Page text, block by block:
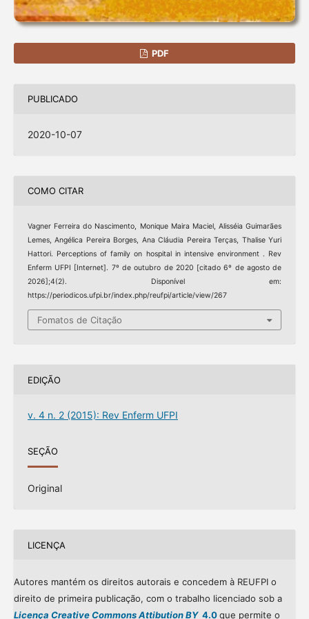
PDF
PUBLICADO
2020-10-07
COMO CITAR
Vagner Ferreira do Nascimento, Monique Maira Maciel, Alisséia Guimarães
Lemes, Angélica Pereira Borges, Ana Cláudia Pereira Terças, Thalise Yuri
Hattori. Perceptions of family on hospital in intensive environment . Rev
Enferm UFPI [Internet]. 7º de outubro de 2020 [citado 6º de agosto de
2026];4(2). Disponível em:
https://periodicos.ufpi.br/index.php/reufpi/article/view/267
Fomatos de Citação
EDIÇÃO
v. 4 n. 2 (2015): Rev Enferm UFPI
SEÇÃO
Original
LICENÇA
Autores mantém os direitos autorais e concedem à REUFPI o
direito de primeira publicação, com o trabalho licenciado sob a
Licença Creative Commons Attibution BY4.0que permite o